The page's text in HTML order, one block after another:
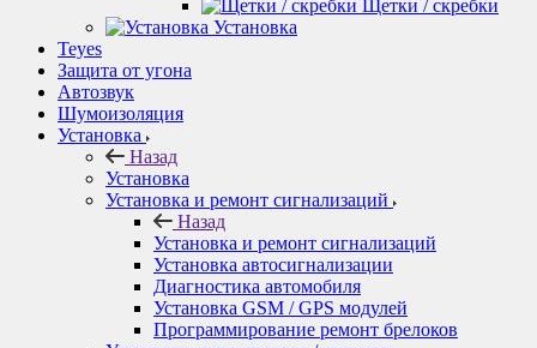
Щетки / скребки
Установка
Teyes
Защита от угона
Автозвук
Шумоизоляция
Установка
Назад
Установка
Установка и ремонт сигнализаций
Назад
Установка и ремонт сигнализаций
Установка автосигнализации
Диагностика автомобиля
Установка GSM / GPS модулей
Программирование ремонт брелоков